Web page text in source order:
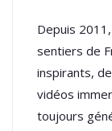
Depuis
sentiers de
inspirants,
vidéos
toujours